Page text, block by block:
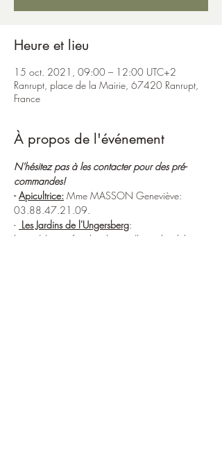
Heure et lieu
15 oct. 2021, 09:00 – 12:00 UTC+2
Ranrupt, place de la Mairie, 67420 Ranrupt,
France
À propos de l'événement
N'hésitez pas à les contacter pour des pré-
commandes!
- Apicultrice: Mme MASSON Geneviève:
03.88.47.21.09.
- Les Jardins de l'Ungersberg:
https://www.facebook.com/lesjardinsdelunge